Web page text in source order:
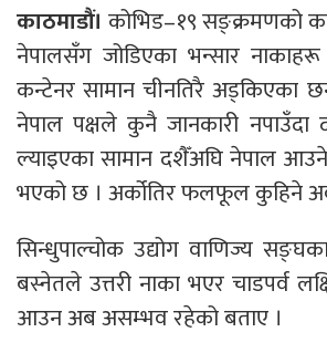
काठमाडौं। कोभिड–१९ सङ्क्रमणको
नेपालसँग जोडिएका भन्सार
कन्टेनर सामान चीनतिरै अड्किएका
नेपाल पक्षले कुनै जानकारी नपाउँदा
ल्याइएका सामान दशैँअघि नेपाल
भएको छ । अर्कोतिर फलफूल कुहिने
सिन्धुपाल्चोक उद्योग वाणिज्य
बस्नेतले उत्तरी नाका भएर चाडपर्व
आउन अब असम्भव रहेको बताए ।